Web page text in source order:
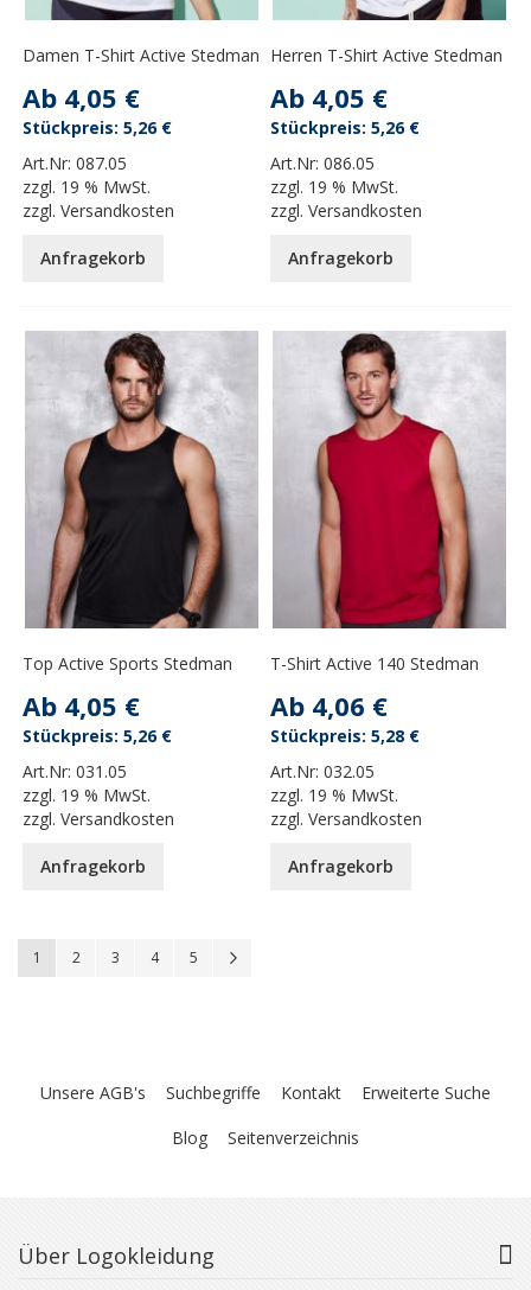
Damen T-Shirt Active Stedman
Ab 4,05 €
Art.Nr:087.05
zzgl. 19 % MwSt.
zzgl.Versandkosten
5,26 €
Anfragekorb
Herren T-Shirt Active Stedman
Ab 4,05 €
Art.Nr:086.05
zzgl. 19 % MwSt.
zzgl.Versandkosten
5,26 €
Anfragekorb
Top Active Sports Stedman
Ab 4,05 €
Art.Nr:031.05
zzgl. 19 % MwSt.
zzgl.Versandkosten
5,26 €
Anfragekorb
T-Shirt Active 140 Stedman
Ab 4,06 €
Art.Nr:032.05
zzgl. 19 % MwSt.
zzgl.Versandkosten
5,28 €
Anfragekorb
Seite
You're currently reading page
1 Seite
2 Seite
3 Seite
4 Seite
5
Unsere AGB's Suchbegriffe Kontakt
Erweiterte Suche
Blog
Seitenverzeichnis
Über Logokleidung